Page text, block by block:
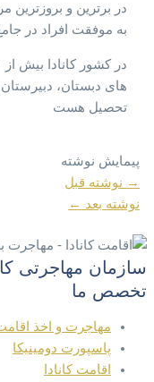
در برترین و بروزترین
به موفقت افراد در
های دبستان،
تحصیل هست
پیمایش نوشته
→ نوشته قبل
نوشته بعد ←
سازمان مهاجرتی
تخصص ما
مهاجرت و اخذ
پاسپورت دومینیکا
اقامت کانادا